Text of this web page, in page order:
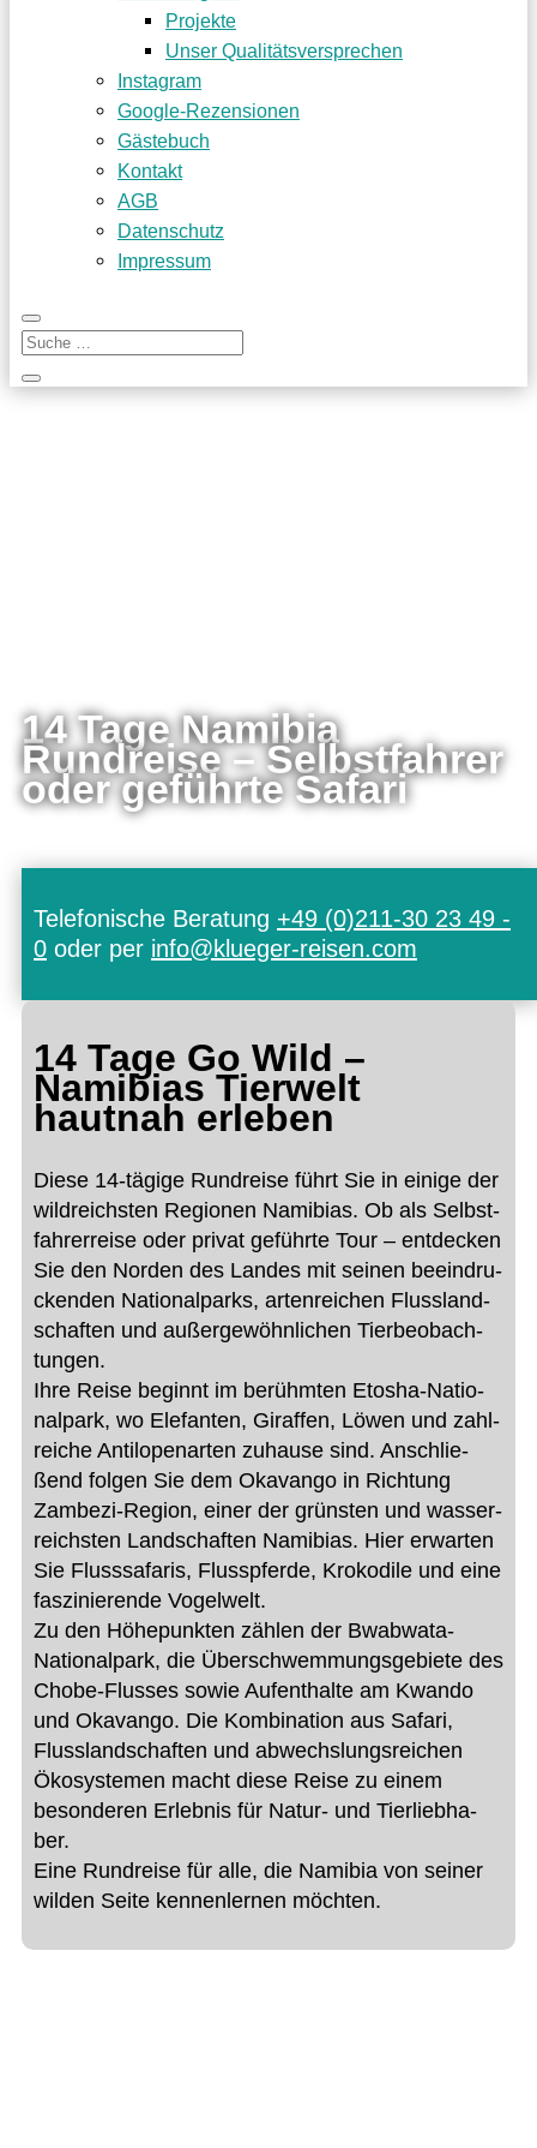
Projekte
Unser Qualitätsversprechen
Instagram
Google-Rezensionen
Gästebuch
Kontakt
AGB
Datenschutz
Impressum
14 Tage Namibia
Rundreise – Selbstfahrer
oder geführte Safari
Telefonische Beratung +49 (0)211-30 23 49 -
0 oder per info@klueger-reisen.com
14 Tage Go Wild –
Namibias Tierwelt
hautnah erleben
Diese 14-tägige Rund­reise führt Sie in einige der
wild­reichs­ten Regio­nen Nami­bias. Ob als Selbst­
fah­r­erreise oder pri­vat geführte Tour – ent­de­cken
Sie den Nor­den des Lan­des mit sei­nen beein­dru­
cken­den Natio­nal­parks, arten­rei­chen Fluss­land­
schaf­ten und außer­ge­wöhn­li­chen Tier­be­ob­ach­
tun­gen.
Ihre Reise beginnt im berühm­ten Eto­sha-Natio­
nal­park, wo Ele­fan­ten, Giraf­fen, Löwen und zahl­
rei­che Anti­lo­pen­ar­ten zuhause sind. Anschlie­
ßend fol­gen Sie dem Oka­vango in Rich­tung
Zam­bezi-Region, einer der grüns­ten und was­ser­
reichs­ten Land­schaf­ten Nami­bias. Hier erwar­ten
Sie Fluss­sa­fa­ris, Fluss­pferde, Kro­ko­dile und eine
fas­zi­nie­rende Vogel­welt.
Zu den Höhe­punk­ten zäh­len der Bwab­wata-
Natio­nal­park, die Über­schwem­mungs­ge­biete des
Chobe-Flus­ses sowie Auf­ent­halte am Kwando
und Oka­vango. Die Kom­bi­na­tion aus Safari,
Fluss­land­schaf­ten und abwechs­lungs­rei­chen
Öko­sys­te­men macht diese Reise zu einem
beson­de­ren Erleb­nis für Natur- und Tier­lieb­ha­
ber.
Eine Rund­reise für alle, die Nami­bia von sei­ner
wil­den Seite ken­nen­ler­nen möchten.